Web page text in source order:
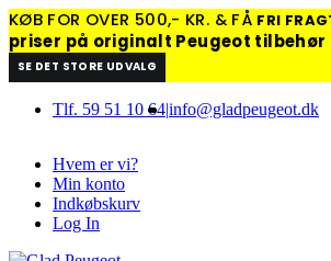
KØB FOR OVER 500,- KR. & FÅ FRI
priser på originalt Peugeot tilbehør
SE DET STORE UDVALG
Tlf. 59 51 10 64|info@gladpeugeot.dk
Hvem er vi?
Min konto
Indkøbskurv
Log In